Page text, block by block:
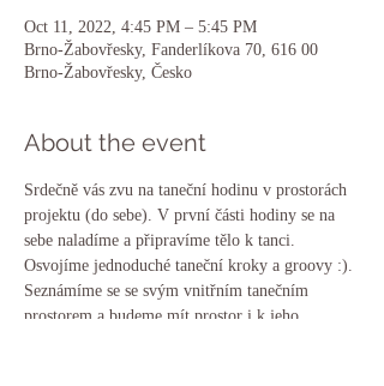
Oct 11, 2022, 4:45 PM – 5:45 PM
Brno-Žabovřesky, Fanderlíkova 70, 616 00
Brno-Žabovřesky, Česko
About the event
Srdečně vás zvu na taneční hodinu v prostorách
projektu (do sebe). V první části hodiny se na
sebe naladíme a připravíme tělo k tanci.
Osvojíme jednoduché taneční kroky a groovy :).
Seznámíme se se svým vnitřním tanečním
prostorem a budeme mít prostor i k jeho